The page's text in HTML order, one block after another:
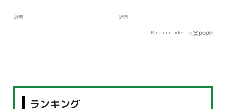
辞典 辞典
Recommended by
ランキング